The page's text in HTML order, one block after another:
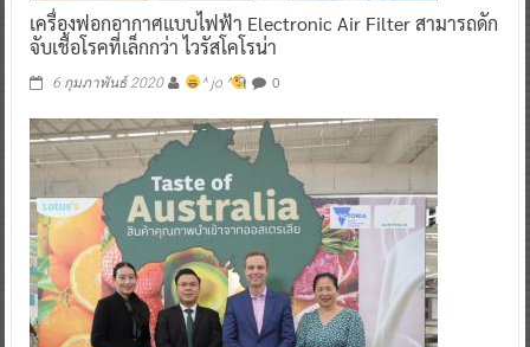
เครื่องฟอกอากาศแบบไฟฟ้า Electronic Air Filter สามารถดัก
จับเชื้อโรคที่เล็กกว่า ไวรัสโคโรน่า
6 กุมภาพันธ์ 2020 ^ jo ^ 0